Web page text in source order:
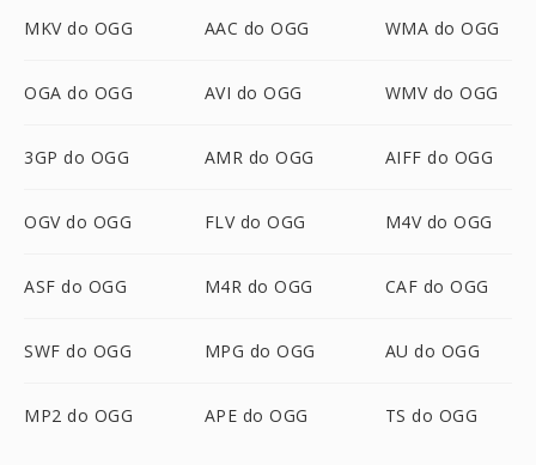
MKV do OGG AAC do OGG WMA do OGG
OGA do OGG AVI do OGG WMV do OGG
3GP do OGG AMR do OGG AIFF do OGG
OGV do OGG FLV do OGG M4V do OGG
ASF do OGG M4R do OGG CAF do OGG
SWF do OGG MPG do OGG AU do OGG
MP2 do OGG APE do OGG TS do OGG